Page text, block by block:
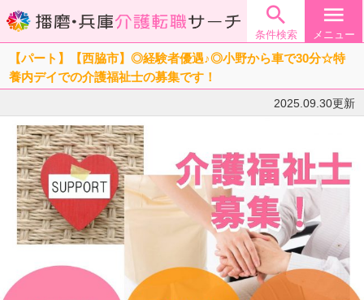

条件検索
menu
メニュー
【パート】【西脇市】◎経験者優遇♪◎小野から車で30分☆特
養内デイでの介護福祉士の募集です！
2025.09.30更新